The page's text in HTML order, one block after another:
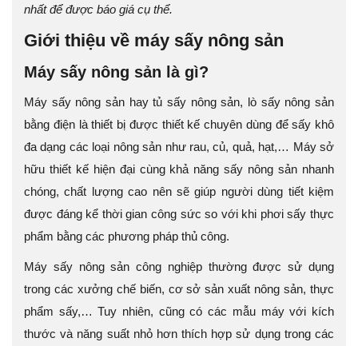
nhất để được báo giá cụ thể.
Giới thiệu về máy sấy nông sản
Máy sấy nông sản là gì?
Máy sấy nông sản hay tủ sấy nông sản, lò sấy nông sản
bằng điện là thiết bị được thiết kế chuyên dùng để sấy khô
đa dạng các loại nông sản như rau, củ, quả, hạt,… Máy sở
hữu thiết kế hiện đại cùng khả năng sấy nông sản nhanh
chóng, chất lượng cao nên sẽ giúp người dùng tiết kiệm
được đáng kể thời gian công sức so với khi phơi sấy thực
phẩm bằng các phương pháp thủ công.
Máy sấy nông sản công nghiệp thường được sử dụng
trong các xưởng chế biến, cơ sở sản xuất nông sản, thực
phẩm sấy,… Tuy nhiên, cũng có các mẫu máy với kích
thước và năng suất nhỏ hơn thích hợp sử dụng trong các